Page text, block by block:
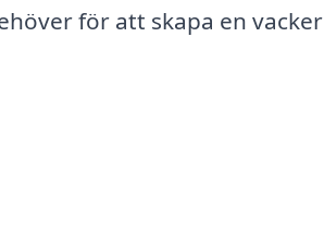
för att skapa en vacker